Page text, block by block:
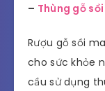
– Thùng gỗ sồi
Rượu gỗ sồi
cho sức khỏe
cầu sử dụng